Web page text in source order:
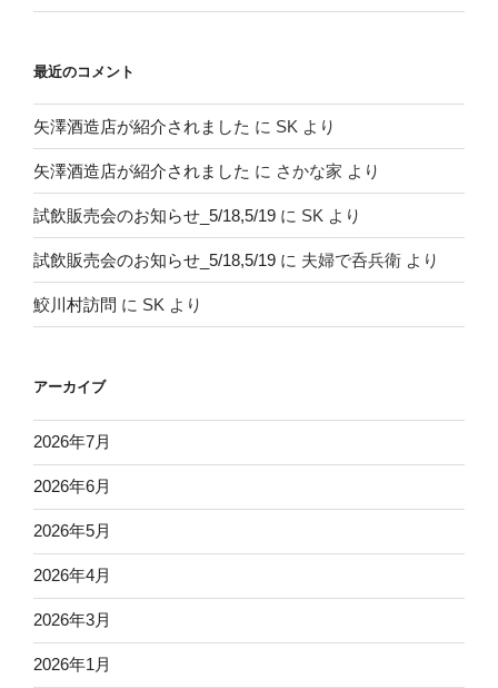
最近のコメント
矢澤酒造店が紹介されました に SK より
矢澤酒造店が紹介されました に さかな家 より
試飲販売会のお知らせ_5/18,5/19 に SK より
試飲販売会のお知らせ_5/18,5/19 に 夫婦で呑兵衛 より
鮫川村訪問 に SK より
アーカイブ
2026年7月
2026年6月
2026年5月
2026年4月
2026年3月
2026年1月